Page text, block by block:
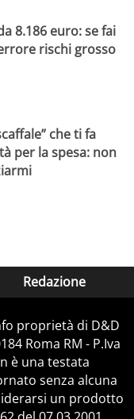
8.186 euro: se fai
rischi grosso
che ti fa
per la spesa: non
Redazione
proprietà di D&D
Roma RM - P.Iva
è una testata
senza alcuna
un prodotto